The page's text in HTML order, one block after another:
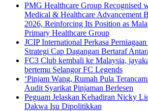
PMG Healthcare Group Recognised
Medical & Healthcare Advancement
2026, Reinforcing Its Position as
Primary Healthcare Group
JCIP International Perkasa
Strategi Cap Dagangan Bertaraf
FC3 Club kembali ke Malaysia,
bertemu Selangor FC Legends
‘Pinjam Wang, Rumah Pula
Audit Syarikat Pinjaman Berlesen
Peguam Jelaskan Kehadiran Nicky
Dakwa Isu Dipolitikkan